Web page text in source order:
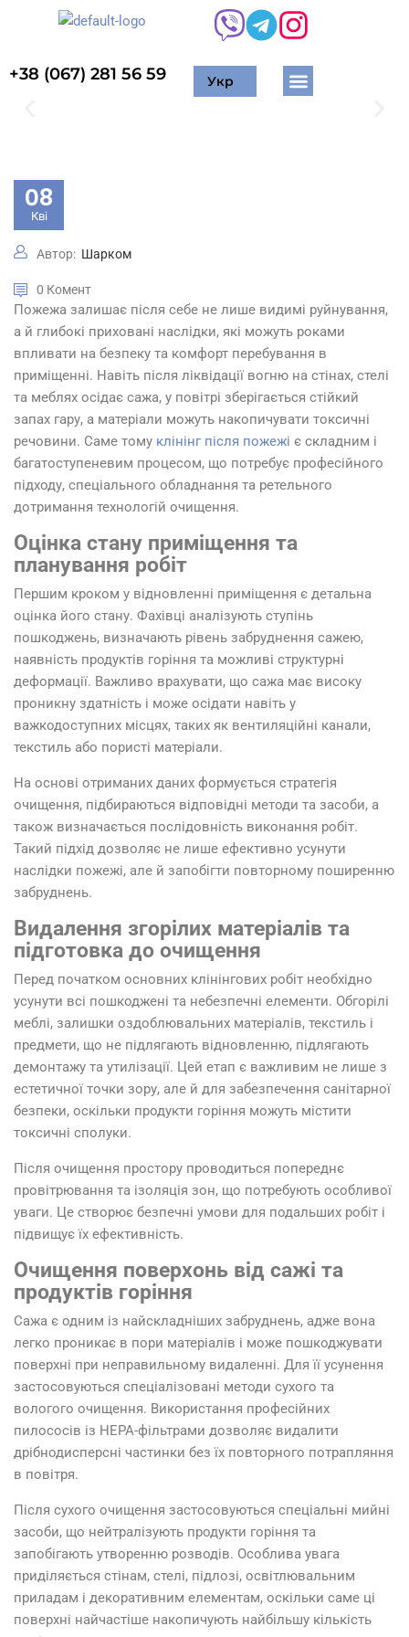
+38 (067) 281 56 59 Укр
08
Кві
Автор: Шарком
0 Комент
Пожежа залишає після себе не лише видимі руйнування,
а й глибокі приховані наслідки, які можуть роками
впливати на безпеку та комфорт перебування в
приміщенні. Навіть після ліквідації вогню на стінах, стелі
та меблях осідає сажа, у повітрі зберігається стійкий
запах гару, а матеріали можуть накопичувати токсичні
речовини. Саме тому клінінг після пожежі є складним і
багатоступеневим процесом, що потребує професійного
підходу, спеціального обладнання та ретельного
дотримання технологій очищення.
Оцінка стану приміщення та
планування робіт
Першим кроком у відновленні приміщення є детальна
оцінка його стану. Фахівці аналізують ступінь
пошкоджень, визначають рівень забруднення сажею,
наявність продуктів горіння та можливі структурні
деформації. Важливо врахувати, що сажа має високу
проникну здатність і може осідати навіть у
важкодоступних місцях, таких як вентиляційні канали,
текстиль або пористі матеріали.
На основі отриманих даних формується стратегія
очищення, підбираються відповідні методи та засоби, а
також визначається послідовність виконання робіт.
Такий підхід дозволяє не лише ефективно усунути
наслідки пожежі, але й запобігти повторному поширенню
забруднень.
Видалення згорілих матеріалів та
підготовка до очищення
Перед початком основних клінінгових робіт необхідно
усунути всі пошкоджені та небезпечні елементи. Обгорілі
меблі, залишки оздоблювальних матеріалів, текстиль і
предмети, що не підлягають відновленню, підлягають
демонтажу та утилізації. Цей етап є важливим не лише з
естетичної точки зору, але й для забезпечення санітарної
безпеки, оскільки продукти горіння можуть містити
токсичні сполуки.
Після очищення простору проводиться попереднє
провітрювання та ізоляція зон, що потребують особливої
уваги. Це створює безпечні умови для подальших робіт і
підвищує їх ефективність.
Очищення поверхонь від сажі та
продуктів горіння
Сажа є одним із найскладніших забруднень, адже вона
легко проникає в пори матеріалів і може пошкоджувати
поверхні при неправильному видаленні. Для її усунення
застосовуються спеціалізовані методи сухого та
вологого очищення. Використання професійних
пилососів із HEPA-фільтрами дозволяє видалити
дрібнодисперсні частинки без їх повторного потрапляння
в повітря.
Після сухого очищення застосовуються спеціальні мийні
засоби, що нейтралізують продукти горіння та
запобігають утворенню розводів. Особлива увага
приділяється стінам, стелі, підлозі, освітлювальним
приладам і декоративним елементам, оскільки саме ці
поверхні найчастіше накопичують найбільшу кількість